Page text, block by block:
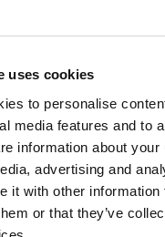
uses cookies
to personalise
media features and to
information about
advertising and
it with other information
or that they’ve
sur les progrès
Plan d’action
de l’ONUSIDA
LIRE LA SUITE